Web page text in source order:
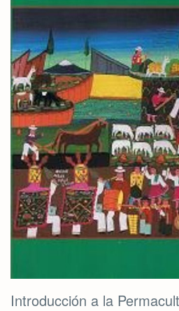
Introducción a la